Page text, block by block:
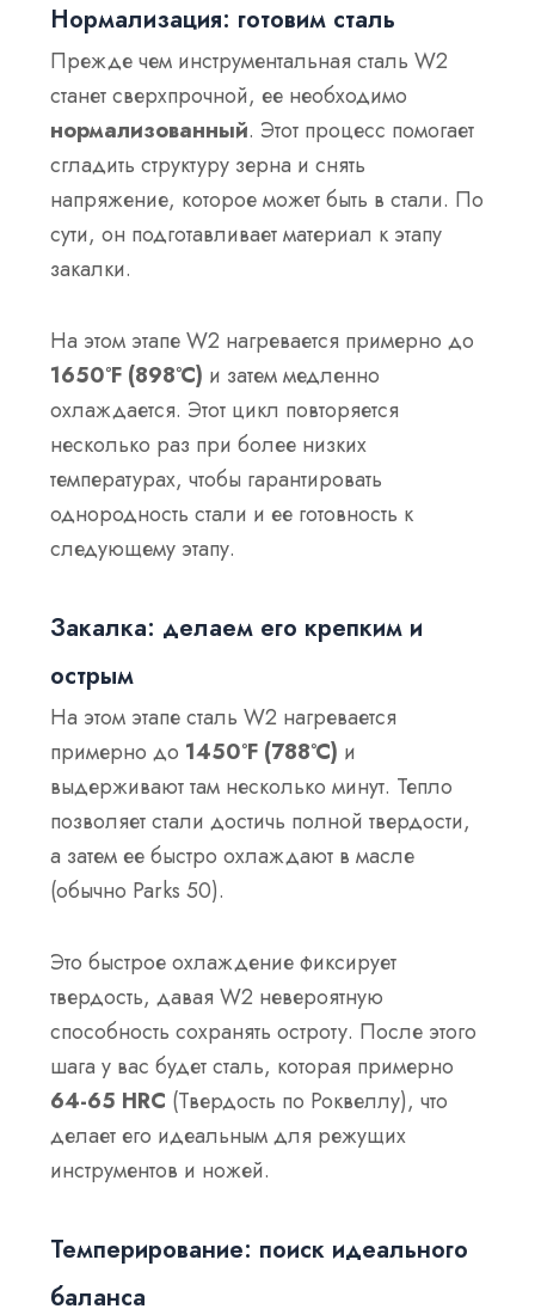
Нормализация: готовим сталь
Прежде чем инструментальная сталь W2
станет сверхпрочной, ее необходимо
нормализованный. Этот процесс помогает
сгладить структуру зерна и снять
напряжение, которое может быть в стали. По
сути, он подготавливает материал к этапу
закалки.
На этом этапе W2 нагревается примерно до
1650°F (898°C) и затем медленно
охлаждается. Этот цикл повторяется
несколько раз при более низких
температурах, чтобы гарантировать
однородность стали и ее готовность к
следующему этапу.
Закалка: делаем его крепким и
острым
На этом этапе сталь W2 нагревается
примерно до 1450°F (788°C) и
выдерживают там несколько минут. Тепло
позволяет стали достичь полной твердости,
а затем ее быстро охлаждают в масле
(обычно Parks 50).
Это быстрое охлаждение фиксирует
твердость, давая W2 невероятную
способность сохранять остроту. После этого
шага у вас будет сталь, которая примерно
64-65 HRC (Твердость по Роквеллу), что
делает его идеальным для режущих
инструментов и ножей.
Темперирование: поиск идеального
баланса